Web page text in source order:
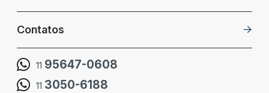
Contatos
11 95647-0608
11 3050-6188